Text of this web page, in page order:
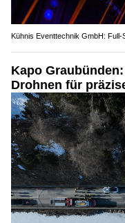
Kühnis Eventtechnik GmbH:
Kapo
Drohnen für